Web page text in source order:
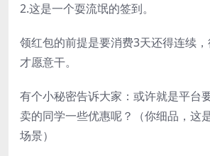
2.这是一个耍流氓的签到。
领红包的前提是要消费3天还得连续
才愿意干。
有个小秘密告诉大家：或许就是平台
卖的同学一些优惠呢？（你细品，这
场景）